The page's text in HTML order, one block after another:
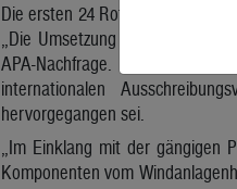
Die ersten 24 Rotorblätter
„Die Umsetzung unseres
APA-Nachfrage. Im Dezember
internationalen
hervorgegangen sei.
„Im Einklang mit der gängigen
Komponenten vom